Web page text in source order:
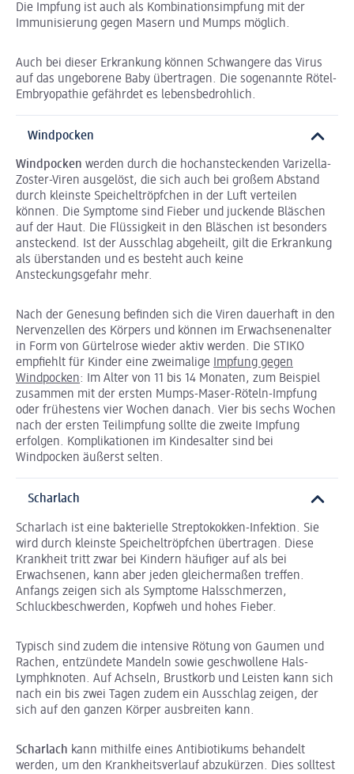
Die Impfung ist auch als Kombinationsimpfung mit der
Immunisierung gegen Masern und Mumps möglich.
Auch bei dieser Erkrankung können Schwangere das Virus
auf das ungeborene Baby übertragen. Die sogenannte Rötel-
Embryopathie gefährdet es lebensbedrohlich.
Windpocken
Windpocken werden durch die hochansteckenden Varizella-
Zoster-Viren ausgelöst, die sich auch bei großem Abstand
durch kleinste Speicheltröpfchen in der Luft verteilen
können. Die Symptome sind Fieber und juckende Bläschen
auf der Haut. Die Flüssigkeit in den Bläschen ist besonders
ansteckend. Ist der Ausschlag abgeheilt, gilt die Erkrankung
als überstanden und es besteht auch keine
Ansteckungsgefahr mehr.
Nach der Genesung befinden sich die Viren dauerhaft in den
Nervenzellen des Körpers und können im Erwachsenenalter
in Form von Gürtelrose wieder aktiv werden. Die STIKO
empfiehlt für Kinder eine zweimalige Impfung gegen
Windpocken: Im Alter von 11 bis 14 Monaten, zum Beispiel
zusammen mit der ersten Mumps-Maser-Röteln-Impfung
oder frühestens vier Wochen danach. Vier bis sechs Wochen
nach der ersten Teilimpfung sollte die zweite Impfung
erfolgen. Komplikationen im Kindesalter sind bei
Windpocken äußerst selten.
Scharlach
Scharlach ist eine bakterielle Streptokokken-Infektion. Sie
wird durch kleinste Speicheltröpfchen übertragen. Diese
Krankheit tritt zwar bei Kindern häufiger auf als bei
Erwachsenen, kann aber jeden gleichermaßen treffen.
Anfangs zeigen sich als Symptome Halsschmerzen,
Schluckbeschwerden, Kopfweh und hohes Fieber.
Typisch sind zudem die intensive Rötung von Gaumen und
Rachen, entzündete Mandeln sowie geschwollene Hals-
Lymphknoten. Auf Achseln, Brustkorb und Leisten kann sich
nach ein bis zwei Tagen zudem ein Ausschlag zeigen, der
sich auf den ganzen Körper ausbreiten kann.
Scharlach kann mithilfe eines Antibiotikums behandelt
werden, um den Krankheitsverlauf abzukürzen. Dies solltest